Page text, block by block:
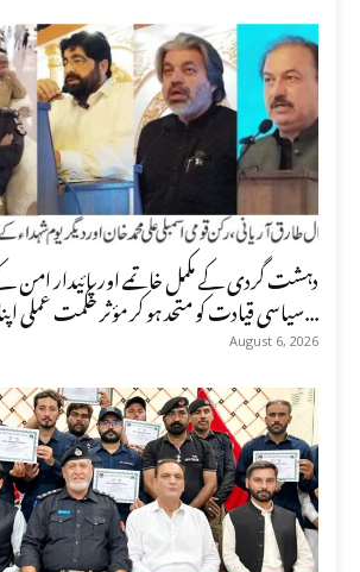
دہشت گردی کے مکمل خاتمے اور پائیدار
سیاسی قیادت کو متحد ہو کر مؤثر حکمت عملی اپنانا ہوگی، طارق...
August 6, 2026